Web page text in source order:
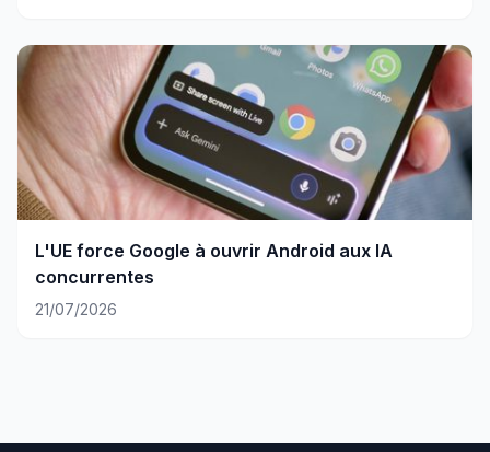
L'UE force Google à ouvrir Android aux IA
concurrentes
21/07/2026